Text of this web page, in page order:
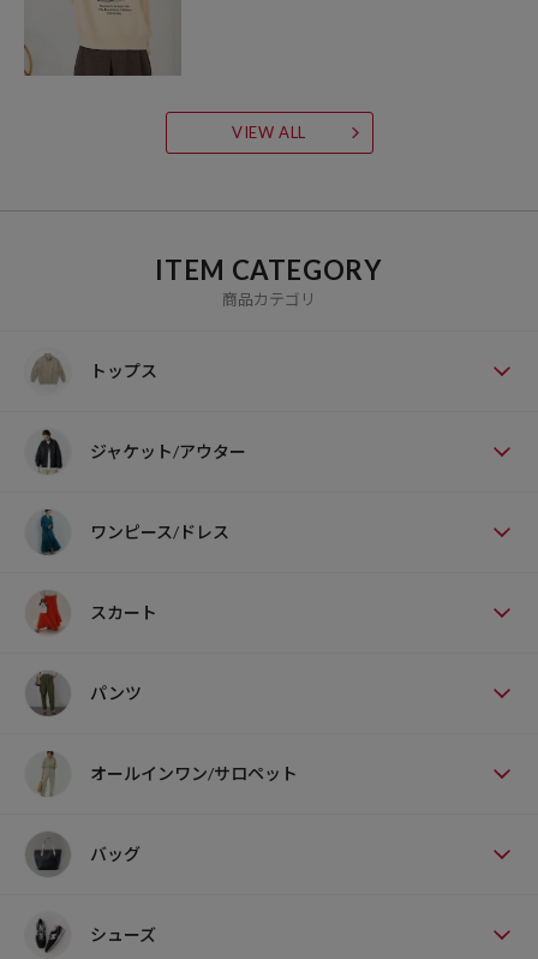
VIEW ALL
ITEM CATEGORY
商品カテゴリ
トップス
ジャケット/アウター
ワンピース/ドレス
スカート
パンツ
オールインワン/サロペット
バッグ
シューズ